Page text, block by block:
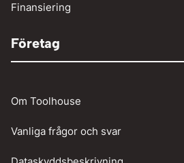
Finansiering
Företag
Om Toolhouse
Vanliga frågor och svar